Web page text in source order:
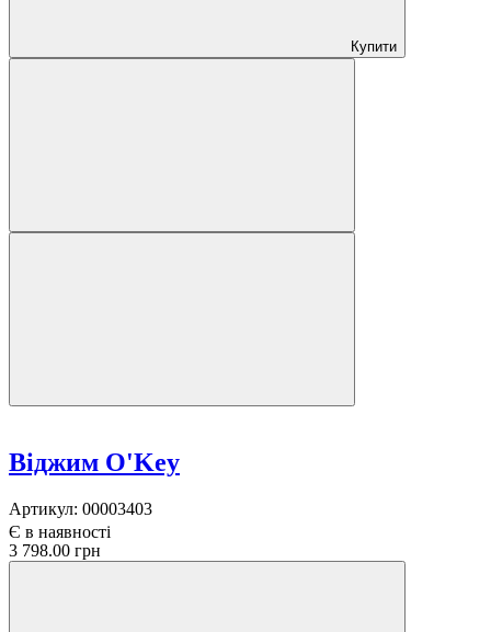
Купити
Віджим O'Key
Артикул: 00003403
Є в наявності
3 798.00 грн